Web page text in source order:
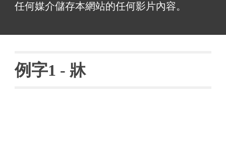
任何媒介儲存本網站的任何影片內容。
例字1 - 牀